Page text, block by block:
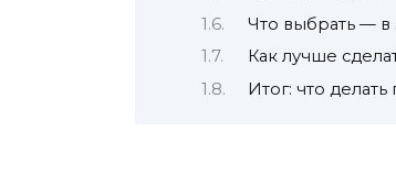
Что выбрать — в
Как лучше
Итог: что